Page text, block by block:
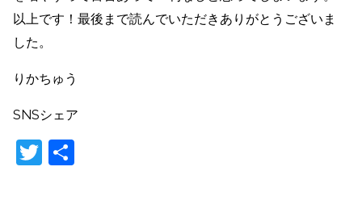
以上です！最後まで読んでいただきありがとうございま
した。
りかちゅう
SNSシェア
T